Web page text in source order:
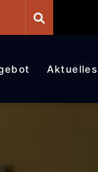
Aktuelles